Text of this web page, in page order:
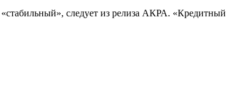
следует из релиза АКРА. «Кредитный